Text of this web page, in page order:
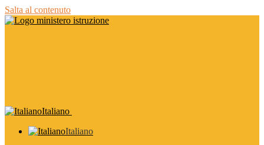
Salta al contenuto
Italiano
Italiano